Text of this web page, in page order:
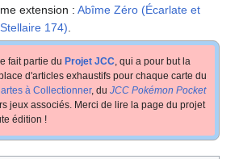
extension :Abîme Zéro (Écarlate et
174).
fait partie du Projet JCC, qui a pour but la
d'articles exhaustifs pour chaque carte du
à Collectionner, du JCC Pokémon Pocket
jeux associés. Merci de lire la page du projet
édition !